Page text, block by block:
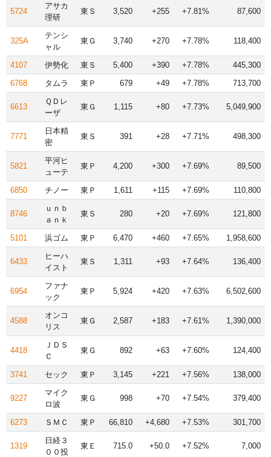
5724
アサカ
理研
東Ｓ 3,520 +255 +7.81% 87,600
325A
テンシ
ャル
東Ｇ 3,740 +270 +7.78% 118,400
4107 伊勢化 東Ｓ 5,400 +390 +7.78%
445,300
6768
タムラ 東Ｐ 679 +49 +7.78% 713,700
6613
ＱＤレ
ーザ
東Ｇ 1,115 +80 +7.73% 5,049,900
7771
日本精
密
東Ｓ 391 +28 +7.71% 498,300
5821
平河ヒ
ューテ
東Ｐ 4,200 +300 +7.69% 89,500
6850 チノー 東Ｐ 1,611 +115 +7.69% 110,800
8746
ｕｎｂ
ａｎｋ
東Ｓ 280 +20 +7.69% 121,800
5101 浜ゴム 東Ｐ 6,470 +460 +7.65% 1,958,600
6433
ヒーハ
イスト
東Ｓ 1,311 +93 +7.64% 136,400
6954
ファナ
ック
東Ｐ 5,924 +420 +7.63% 6,502,600
4588
オンコ
リス
東Ｇ 2,587 +183 +7.61% 1,390,000
4418
ＪＤＳ
Ｃ
東Ｇ 892 +63 +7.60% 124,400
3741 セック 東Ｐ 3,145 +221 +7.56% 138,000
9227
マイク
ロ波
東Ｇ 998 +70 +7.54% 379,400
6273 ＳＭＣ 東Ｐ 66,810 +4,680 +7.53% 301,700
1319
日経３
００投
東Ｅ 715.0 +50.0 +7.52% 7,000